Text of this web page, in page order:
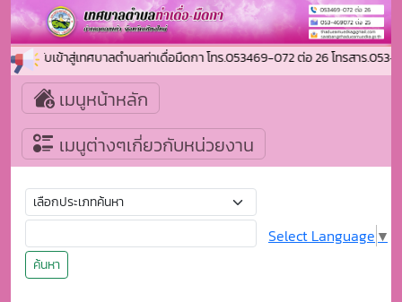
ต้อนรับเข้าสู่เทศบาลตำบลท่าเดื่อมืดกา โทร.053469-072 ต่อ 26 โทรสาร
เมนูหน้าหลัก
เมนูต่างๆเกี่ยวกับหน่วยงาน
ค้นหา
Select Language ▼